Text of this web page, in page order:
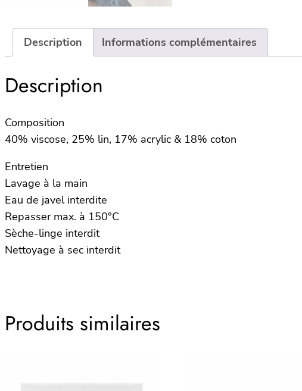
Description Informations complémentaires
Description
Composition
40% viscose, 25% lin, 17% acrylic & 18% coton
Entretien
Lavage à la main
Eau de javel interdite
Repasser max. à 150°C
Sèche-linge interdit
Nettoyage à sec interdit
Produits similaires